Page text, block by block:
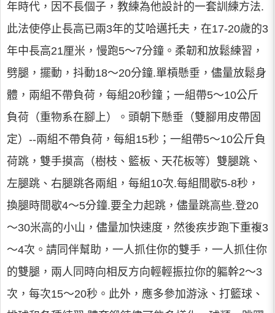
年時代，因不長個子，教練為他設計的一套訓練方法.
此法使停止長高已兩3年的艾哈邁托夫，在17-20歲的3
年中長高21厘米，慢跑5～7分鐘。柔韌和放鬆練習，
劈腿，擺動，抖動18～20分鐘.單槓懸垂，儘量放鬆身
體，兩組不帶負荷，每組20秒鐘；一組帶5～10公斤
負荷（重物系在腳上）。頭朝下懸垂（雙腳用皮帶固
定）--兩組不帶負荷，每組15秒；一組帶5～10公斤負
荷跳，雙手摸高（樹枝、籃板、天花板等）雙腿跳、
左腿跳、右腿跳各兩組，每組10次.每組間歇5-8秒，
換腿時間歇4～5分鐘.要全力起跳，儘量跳高些.登20
～30米高的小山，儘量加快速度，然後疾步跑下重複3
～4次。請同伴幫助，一人抓住你的雙手，一人抓住你
的雙腿，兩人同時向相反方向輕輕振拉你的軀幹2～3
次，每次15～20秒。此外，應多參加游泳、打籃球、